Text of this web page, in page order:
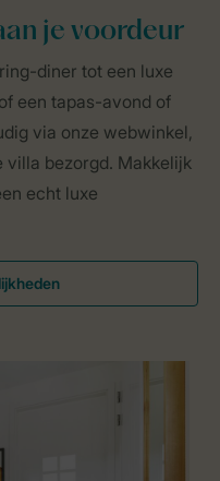
je voordeur
diner tot een luxe
een tapas-avond of
via onze webwinkel,
villa bezorgd. Makkelijk
echt luxe